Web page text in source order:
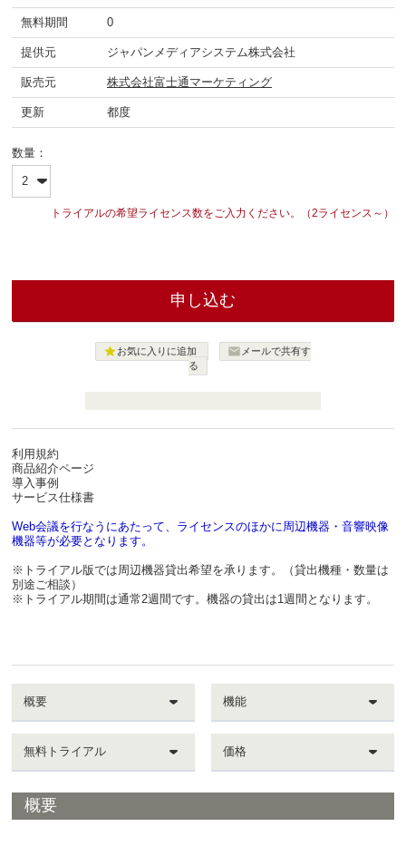
無料期間 0
提供元 ジャパンメディアシステム株式会社
販売元 株式会社富士通マーケティング
更新 都度
数量：
トライアルの希望ライセンス数をご入力ください。（2ライセンス～）
お気に入りに追加  メールで共有す
る
利用規約
商品紹介ページ
導入事例
サービス仕様書
Web会議を行なうにあたって、ライセンスのほかに周辺機器・音響映像
機器等が必要となります。
※トライアル版では周辺機器貸出希望を承ります。（貸出機種・数量は
別途ご相談）
※トライアル期間は通常2週間です。機器の貸出は1週間となります。
概要 機能
無料トライアル 価格
概要